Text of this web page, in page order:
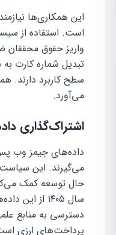
این همکاری‌ها
است. استفاده از
واریز حقوق
تبدیل شماره کارت
سطح کاربرد دارند.
می‌آورد.
اشتراک‌گذاری
داده‌های جیمز وب
می‌گیرند. این
حال توسعه کمک
سال ۱۴۰۵ از
دسترسی به منابع
پرداخت‌های ارزی